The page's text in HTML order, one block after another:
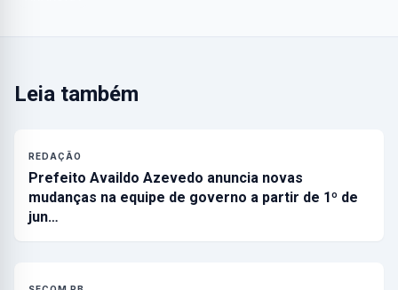
Leia também
REDAÇÃO
Prefeito Availdo Azevedo anuncia novas
mudanças na equipe de governo a partir de 1º de
jun…